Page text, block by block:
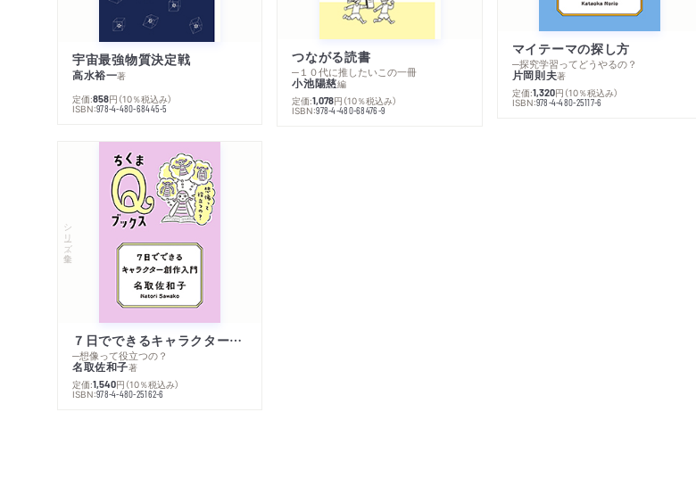
宇宙最強物質決定戦
高水裕一著
定価:858円 （10％税込み）
ISBN:978-4-480-68445-5
つながる読書
─１０代に推したいこの一冊
小池陽慈編
定価:1,078円 （10％税込み）
ISBN:978-4-480-68476-9
マイテーマの探し方
─探究学習ってどうやるの？
片岡則夫著
定価:1,320円 （10％税込み）
ISBN:978-4-480-25117-6
シリーズ・全集
７日でできるキャラクター創作入門
─想像って役立つの？
名取佐和子著
定価:1,540円 （10％税込み）
ISBN:978-4-480-25162-6